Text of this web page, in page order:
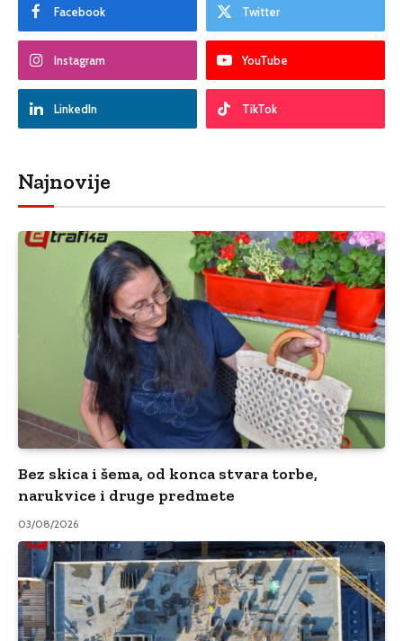
Facebook Twitter
Instagram YouTube
LinkedIn TikTok
Najnovije
Bez skica i šema, od konca stvara torbe,
narukvice i druge predmete
03/08/2026